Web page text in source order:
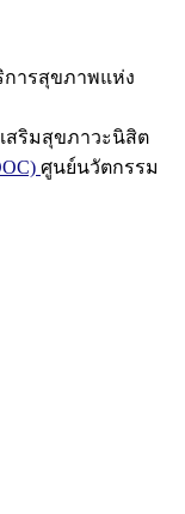
การสุขภาพแห่ง
สริมสุขภาวะนิสิต
ศูนย์นวัตกรรม